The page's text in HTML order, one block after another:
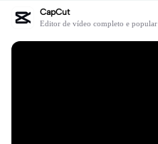
CapCut
Editor de vídeo completo e popular